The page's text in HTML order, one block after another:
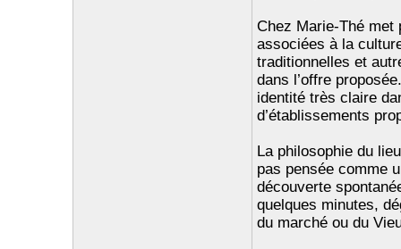
Chez Marie-Thé met
associées à la
traditionnelles et
dans l’offre
identité très claire
d’établissements
La philosophie du
pas pensée comme
découverte
quelques minutes,
du marché ou du